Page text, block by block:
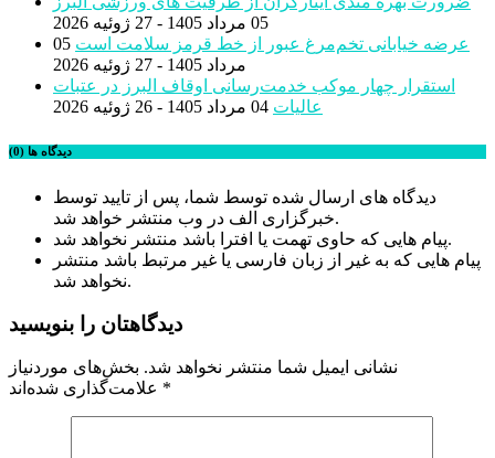
05 مرداد 1405 - 27 ژوئیه 2026
عرضه خیابانی تخم‌مرغ عبور از خط قرمز سلامت است 05
مرداد 1405 - 27 ژوئیه 2026
استقرار چهار موکب خدمت‌رسانی اوقاف البرز در عتبات
عالیات 04 مرداد 1405 - 26 ژوئیه 2026
دیدگاه ها (0)
دیدگاه های ارسال شده توسط شما، پس از تایید توسط
خبرگزاری الف در وب منتشر خواهد شد.
پیام هایی که حاوی تهمت یا افترا باشد منتشر نخواهد شد.
پیام هایی که به غیر از زبان فارسی یا غیر مرتبط باشد منتشر
نخواهد شد.
دیدگاهتان را بنویسید
نشانی ایمیل شما منتشر نخواهد شد. بخش‌های موردنیاز
*